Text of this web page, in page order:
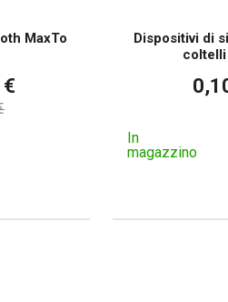
MaxTo
Dispositivi di
coltelli
In
magazzino